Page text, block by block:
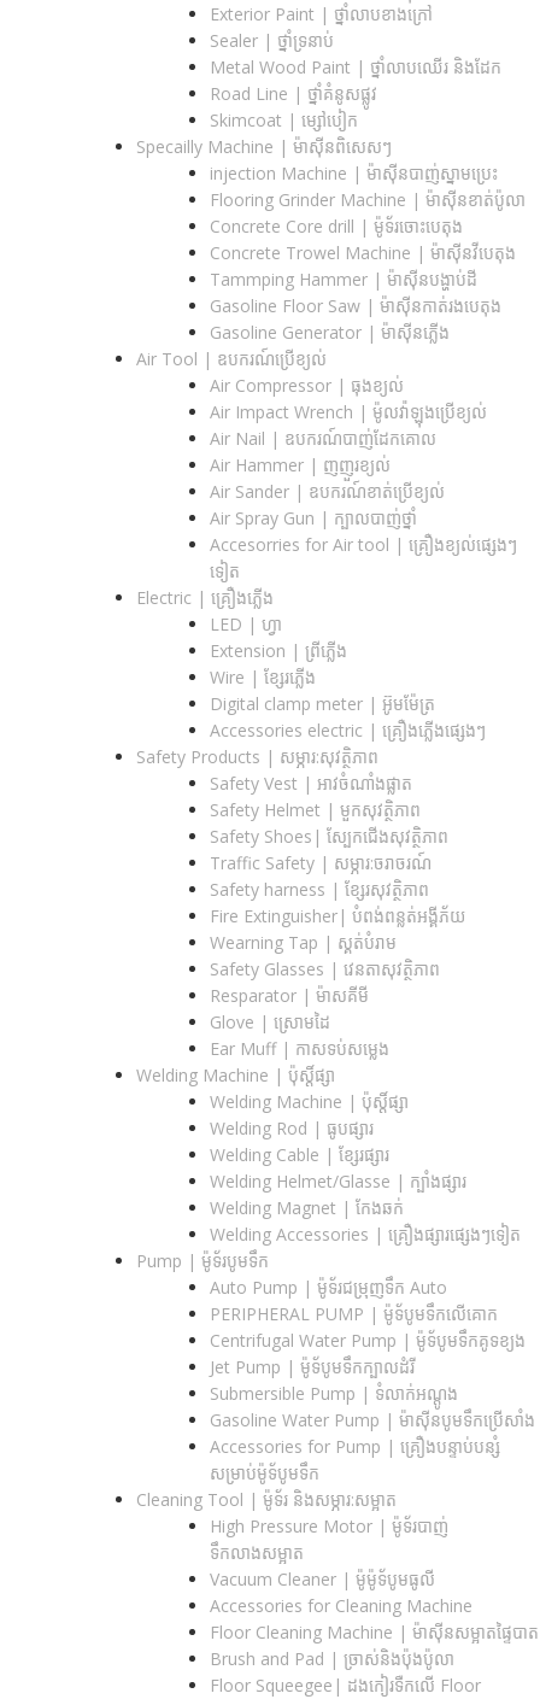
Exterior Paint | ថ្នាំលាបខាងក្រៅ
Sealer | ថ្នាំទ្រនាប់
Metal Wood Paint | ថ្នាំលាបឈើរ និងដែក
Road Line | ថ្នាំគំនូសផ្លូវ
Skimcoat | ម្សៅបៀក
Specailly Machine | ម៉ាស៊ីនពិសេសៗ
injection Machine | ម៉ាស៊ីនបាញ់ស្នាមប្រេះ
Flooring Grinder Machine | ម៉ាស៊ីនខាត់ប៉ូលា
Concrete Core drill | ម៉ូទ័រចោះបេតុង
Concrete Trowel Machine | ម៉ាស៊ីនវីបេតុង
Tammping Hammer | ម៉ាស៊ីនបង្ហាប់ដី
Gasoline Floor Saw | ម៉ាស៊ីនកាត់រងបេតុង
Gasoline Generator | ម៉ាស៊ីនភ្លើង
Air Tool | ឧបករណ៍ប្រើខ្យល់
Air Compressor | ធុងខ្យល់
Air Impact Wrench | ម៉ូលវ៉ាឡុងប្រើខ្យល់
Air Nail | ឧបករណ៍បាញ់ដែកគោល
Air Hammer | ញញួរខ្យល់
Air Sander | ឧបករណ៍ខាត់ប្រើខ្យល់
Air Spray Gun | ក្បាលបាញ់ថ្នាំ
Accesorries for Air tool | គ្រឿងខ្យល់ផ្សេងៗ
ទៀត
Electric | គ្រឿងភ្លើង
LED | ហ្វា
Extension | ព្រីភ្លើង
Wire | ខ្សែរភ្លើង
Digital clamp meter | អ៊ូមម៉ែត្រ
Accessories electric | គ្រឿងភ្លើងផ្សេងៗ
Safety Products | សម្ភារ:សុវត្ថិភាព
Safety Vest | អាវចំណាំងផ្លាត
Safety Helmet | មួកសុវត្ថិភាព
Safety Shoes| ស្បែកជើងសុវត្ថិភាព
Traffic Safety​ | សម្ភារ:ចរាចរណ៍
Safety harness | ខ្សែរសុវត្ថិភាព
Fire Extinguisher| បំពង់ពន្លត់អង្គីភ័យ
Wearning Tap | ស្គត់បំរាម
Safety Glasses | វេនតាសុវត្ថិភាព
Resparator | ម៉ាសគីមី
Glove | ស្រោមដៃ
Ear Muff | កាសទប់សម្លេង
Welding Machine | ប៉ុស្តិ៍ផ្សា
Welding Machine | ប៉ុស្តិ៍ផ្សា
Welding Rod | ធូបផ្សារ
Welding Cable | ខ្សែរផ្សារ
Welding Helmet/Glasse | ក្បាំងផ្សារ
Welding Magnet | កែងឆក់
Welding Accessories | គ្រឿងផ្សារផ្សេងៗទៀត
Pump | ម៉ូទ័របូមទឹក
Auto Pump | ម៉ូទ័រជម្រុញទឹក Auto
PERIPHERAL PUMP | ម៉ូទ័បូមទឹកលើគោក
Centrifugal Water Pump | ម៉ូទ័បូមទឹកគូទខ្យង
Jet Pump | ម៉ូទ័បូមទឹកក្បាលដំរី
Submersible Pump | ទំលាក់អណ្តូង
Gasoline Water Pump | ម៉ាស៊ីនបូមទឹកប្រើសាំង
Accessories for Pump | គ្រឿងបន្ទាប់បន្សំ
សម្រាប់ម៉ូទ័បូមទឹក
Cleaning Tool | ម៉ូទ័រ និងសម្ភារ:សម្អាត
High Pressure Motor | ម៉ូទ័របាញ់
ទឹកលាងសម្អាត
Vacuum Cleaner | ម៉ូម៉ូទ័បូមធូលី
Accessories for Cleaning Machine
Floor Cleaning Machine | ម៉ាស៊ីនសម្អាតផ្ទៃបាត
Brush and Pad | ច្រាស់និងប៉ុងប៉ូលា
Floor Squeegee| ដងកៀរទឺកលើ Floor